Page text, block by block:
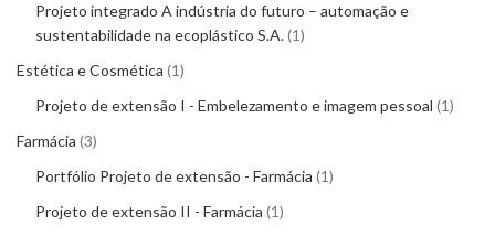
Projeto integrado A indústria do futuro – automação e
sustentabilidade na ecoplástico S.A. 1
Estética e Cosmética 1
Projeto de extensão I - Embelezamento e imagem pessoal 1
Farmácia 3
Portfólio Projeto de extensão - Farmácia 1
Projeto de extensão II - Farmácia 1